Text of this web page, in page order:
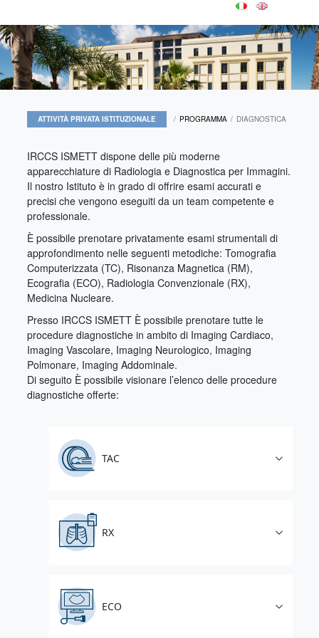
ATTIVITÀ PRIVATA ISTITUZIONALE PROGRAMMA DIAGNOSTICA
IRCCS ISMETT dispone delle più moderne
apparecchiature di Radiologia e Diagnostica per Immagini.
Il nostro Istituto è in grado di offrire esami accurati e
precisi che vengono eseguiti da un team competente e
professionale.
È possibile prenotare privatamente esami strumentali di
approfondimento nelle seguenti metodiche: Tomografia
Computerizzata (TC), Risonanza Magnetica (RM),
Ecografia (ECO), Radiologia Convenzionale (RX),
Medicina Nucleare.
Presso IRCCS ISMETT È possibile prenotare tutte le
procedure diagnostiche in ambito di Imaging Cardiaco,
Imaging Vascolare, Imaging Neurologico, Imaging
Polmonare, Imaging Addominale.
Di seguito È possibile visionare l’elenco delle procedure
diagnostiche offerte:
TAC
RX
ECO